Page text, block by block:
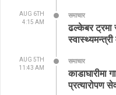
AUG 6TH
4:15 AM
समाचार
ढल्केबर ट्रमा
AUG 5TH
11:43 AM
समाचार
काडाघारीमा
प्रत्यारोपण